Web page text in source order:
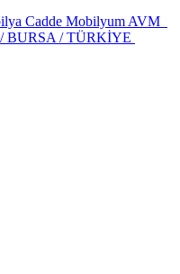
Cadde Mobilyum AVM
/ BURSA / TÜRKİYE